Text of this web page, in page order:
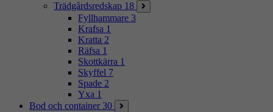
Trädgårdsredskap 18
Fyllhammare 3
Krafsa 1
Kratta 2
Räfsa 1
Skottkärra 1
Skyffel 7
Spade 2
Yxa 1
Bod och container 30